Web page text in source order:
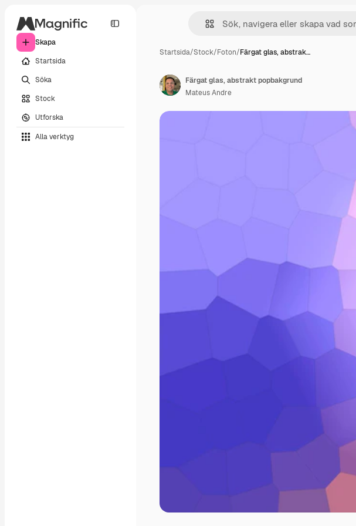
Skapa
Startsida
Söka
Stock
Utforska
Alla verktyg
Startsida/Stock/Foton/Färgat glas, abstrak…
Färgat glas, abstrakt popbakgrund
Mateus Andre